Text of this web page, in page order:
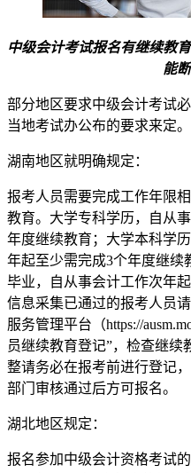
中级会计考试报名有继续教
能
部分地区要求中级会计考试
当地考试办公布的要求来定。
湖南地区就明确规定：
报考人员需要完成工作年限
教育。大学专科学历，自从
年度继续教育；大学本科学
年起至少需完成3个年度继续
毕业，自从事会计工作次年
信息采集已通过的报考人员
服务管理平台（https://
员继续教育登记”，检查继
整请务必在报考前进行登记
部门审核通过后方可报名。
湖北地区规定：
报名参加中级会计资格考试